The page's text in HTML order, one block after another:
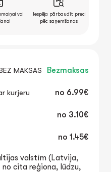
vai
Iespēja pārbaudīt preci
pēc saņemšanas
MAKSAS Bezmaksas
kurjeru no 6.99€
no 3.10€
no 1.45€
valstīm (Latvija,
cita reģiona, lūdzu,